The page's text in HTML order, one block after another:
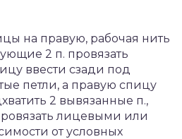
на правую, рабочая нить
2 п. провязать
ввести сзади под
петли, а правую спицу
2 вывязанные п.,
лицевыми или
от условных